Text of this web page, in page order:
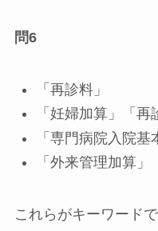
問6
「再診料」
「妊婦加算」「再
「専門病院入院基
「外来管理加算」
これらがキーワードで